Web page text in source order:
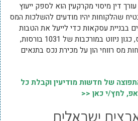
דין מיסוי מקרקעין הוא לספק ייעוץ
שהלקוחות יהיו מודעים להשלכות המס
בבניית עסקאות כדי לייעל את הטבות
המס ולהפחית את נטל המס, כגון ניווט במורכבות של 1031 בורסות,
מס רווחי הון על מכירת נכס בתנאים
של חדשות מודיעין וקבלת כל
לחץ/י כאן <<
ישראלית